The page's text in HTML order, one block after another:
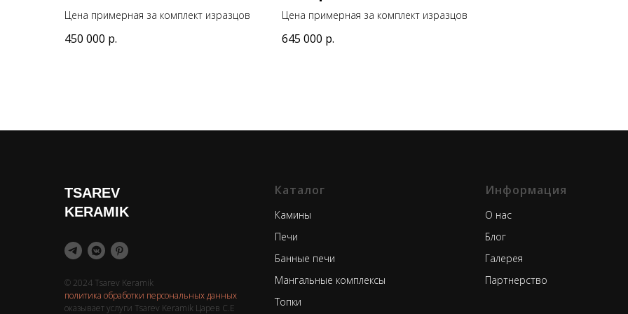
Цена примерная за комплект изразцов
450 000 р.
Цена примерная за комплект изразцов
645 000 р.
TSAREV
KERAMIK
© 2024 Tsarev Keramik
политика обработки персональных данных
оказывает услуги Tsarev Keramik Царев С.Е
Каталог
Камины
Печи
Банные печи
Мангальные комплексы
Топки
Информация
О нас
Блог
Галерея
Партнерство